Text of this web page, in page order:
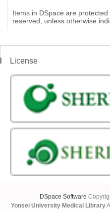
Items in DSpace are
reserved, unless otherwise
License
DSpace Software
Yonsei University Medical Library